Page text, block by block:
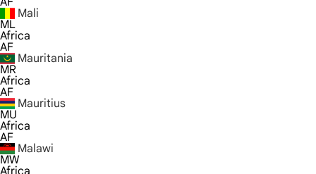
Mali
ML
Africa
AF
Mauritania
MR
Africa
AF
Mauritius
MU
Africa
AF
Malawi
MW
Africa